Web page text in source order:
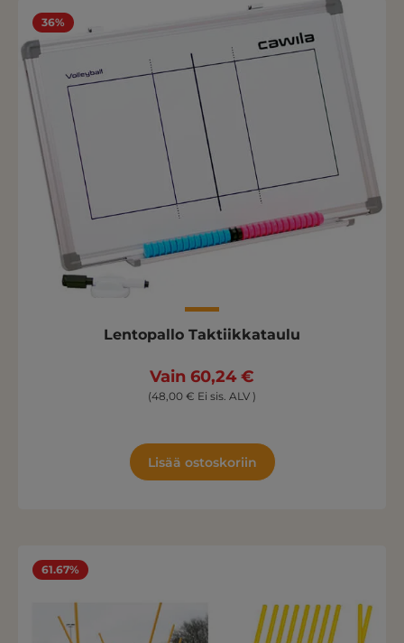
36%
Lentopallo Taktiikkataulu
Vain 60,24 €
(48,00 € Ei sis. ALV )
Lisää ostoskoriin
61.67%